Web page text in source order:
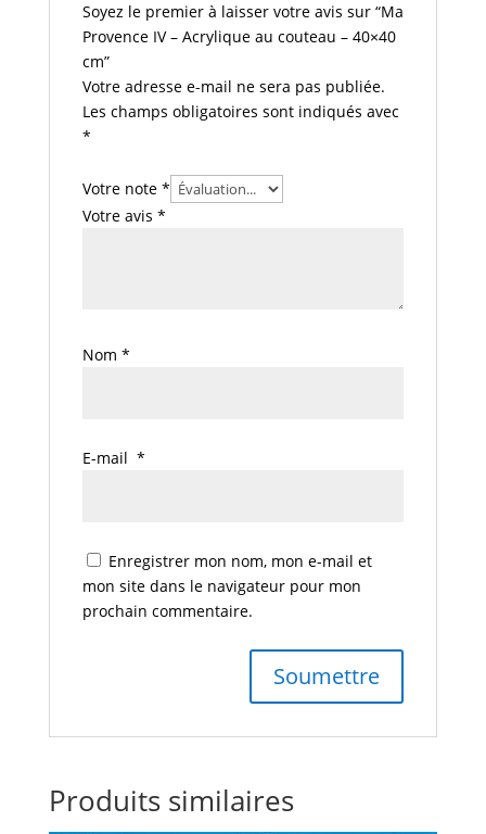
Soyez le premier à laisser votre avis sur “Ma
Provence IV – Acrylique au couteau – 40×40
cm”
Votre adresse e-mail ne sera pas publiée.
Les champs obligatoires sont indiqués avec
*
Votre note *
Votre avis *
Nom *
E-mail *
Enregistrer mon nom, mon e-mail et
mon site dans le navigateur pour mon
prochain commentaire.
Produits similaires